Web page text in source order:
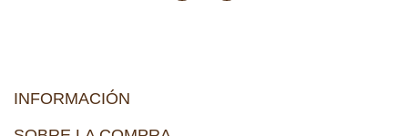
INFORMACIÓN